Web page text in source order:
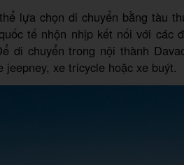
lựa chọn di chuyển bằng tàu
tế nhộn nhịp kết nối với các
di chuyển trong nội thành
xe tricycle hoặc xe buýt.